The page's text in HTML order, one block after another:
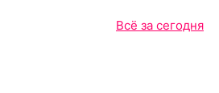
Всё за сегодня